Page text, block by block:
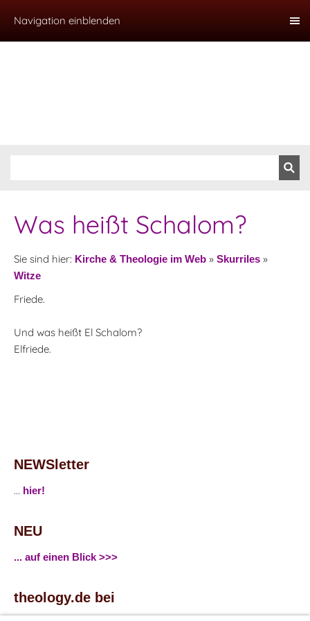
Navigation einblenden
Was heißt Schalom?
Sie sind hier: Kirche & Theologie im Web » Skurriles »
Witze
Friede.
Und was heißt El Schalom?
Elfriede.
NEWSletter
... hier!
NEU
... auf einen Blick >>>
theology.de bei